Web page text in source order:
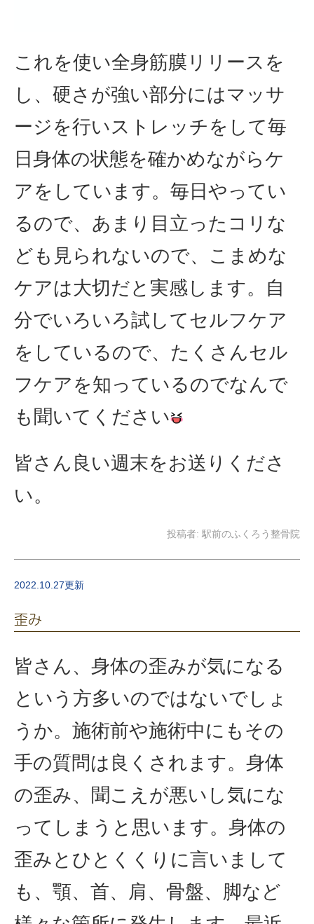
これを使い全身筋膜リリースを
し、硬さが強い部分にはマッサ
ージを行いストレッチをして毎
日身体の状態を確かめながらケ
アをしています。毎日やってい
るので、あまり目立ったコリな
ども見られないので、こまめな
ケアは大切だと実感します。自
分でいろいろ試してセルフケア
をしているので、たくさんセル
フケアを知っているのでなんで
も聞いてください
皆さん良い週末をお送りくださ
い。
投稿者: 駅前のふくろう整骨院
2022.10.27更新
歪み
皆さん、身体の歪みが気になる
という方多いのではないでしょ
うか。施術前や施術中にもその
手の質問は良くされます。身体
の歪み、聞こえが悪いし気にな
ってしまうと思います。身体の
歪みとひとくくりに言いまして
も、顎、首、肩、骨盤、脚など